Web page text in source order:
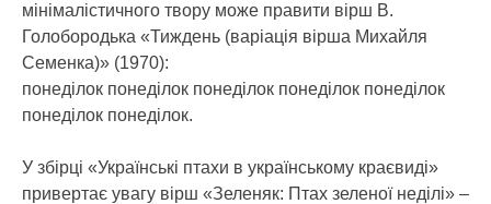
мінімалістичного твору може правити вірш В.
Голобородька «Тиждень (варіація вірша Михайля
Семенка)» (1970):
понеділок понеділок понеділок понеділок понеділок
понеділок понеділок.
У збірці «Українські птахи в українському краєвиді»
привертає увагу вірш «Зеленяк: Птах зеленої неділі» –